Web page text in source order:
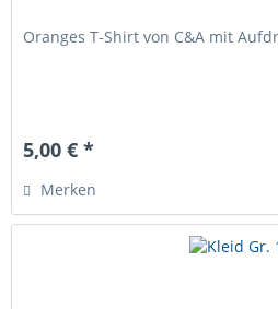
Oranges T-Shirt von C&A mit
5,00 € *
Merken